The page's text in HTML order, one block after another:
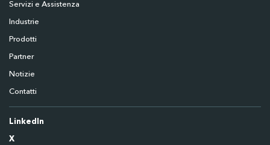
Servizi e Assistenza
Industrie
Prodotti
Partner
Notizie
Contatti
LinkedIn
X